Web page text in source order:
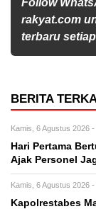
Follow
rakyat.com
terbaru
BERITA
Kamis, 6 Agustus 2026
Hari Pertama
Ajak Personel
Kamis, 6 Agustus 2026
Kapolrestabes